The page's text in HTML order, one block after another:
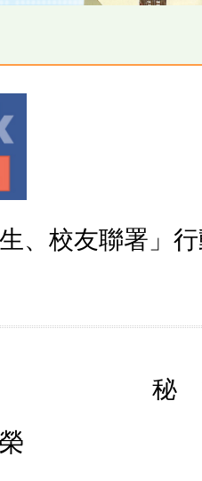
、校友聯署」
秘